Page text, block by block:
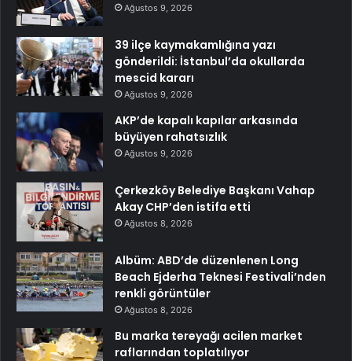
Ağustos 9, 2026
39 ilçe kaymakamlığına yazı
gönderildi: İstanbul’da okullarda
mescid kararı
Ağustos 9, 2026
AKP’de kapalı kapılar arkasında
büyüyen rahatsızlık
Ağustos 9, 2026
Çerkezköy Belediye Başkanı Vahap
Akay CHP’den istifa etti
Ağustos 8, 2026
Albüm: ABD’de düzenlenen Long
Beach Ejderha Teknesi Festivali’nden
renkli görüntüler
Ağustos 8, 2026
Bu marka tereyağı acilen market
raflarından toplatılıyor